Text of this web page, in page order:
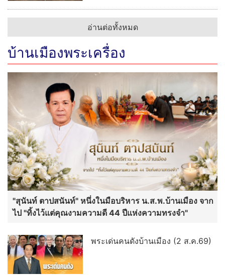
อ่านต่อทั้งหมด
บ้านเมืองพระเครื่อง
"สุนันท์ ตาปสนันท์" หนึ่งในมือบริหาร น.ส.พ.บ้านเมือง จาก
ไป "ทิ้งไว้แต่คุณงามความดี 44 ปีแห่งความทรงจำ"
พระเด่นคนดังบ้านเมือง (2 ส.ค.69)